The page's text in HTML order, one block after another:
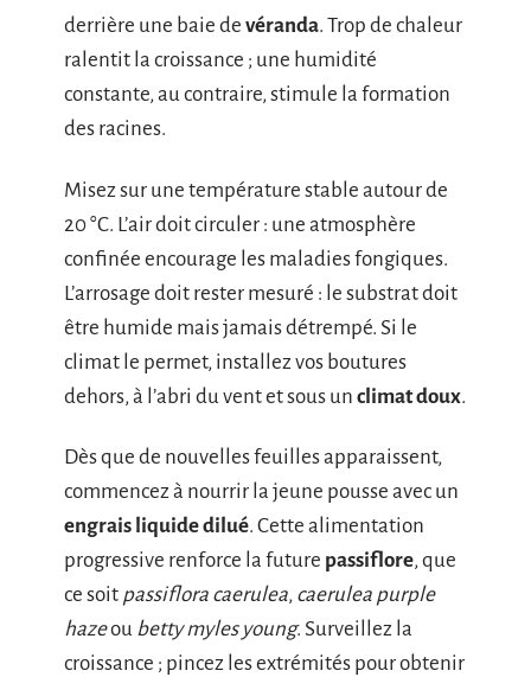
derrière une baie de véranda. Trop de chaleur
ralentit la croissance ; une humidité
constante, au contraire, stimule la formation
des racines.
Misez sur une température stable autour de
20 °C. L’air doit circuler : une atmosphère
confinée encourage les maladies fongiques.
L’arrosage doit rester mesuré : le substrat doit
être humide mais jamais détrempé. Si le
climat le permet, installez vos boutures
dehors, à l’abri du vent et sous un climat doux.
Dès que de nouvelles feuilles apparaissent,
commencez à nourrir la jeune pousse avec un
engrais liquide dilué. Cette alimentation
progressive renforce la future passiflore, que
ce soit passiflora caerulea, caerulea purple
hazeou betty myles young. Surveillez la
croissance ; pincez les extrémités pour obtenir